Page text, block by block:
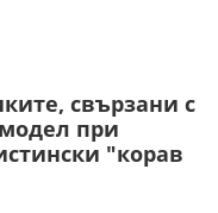
свързани с
при
"корав